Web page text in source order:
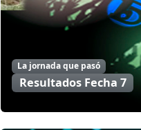
La jornada que pasó
Resultados Fecha 7